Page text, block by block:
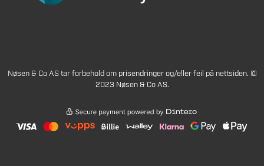
Nøsen & Co AS tar forbehold om prisendringer og/eller feil på nettsiden. ©
2023 Nøsen & Co AS.